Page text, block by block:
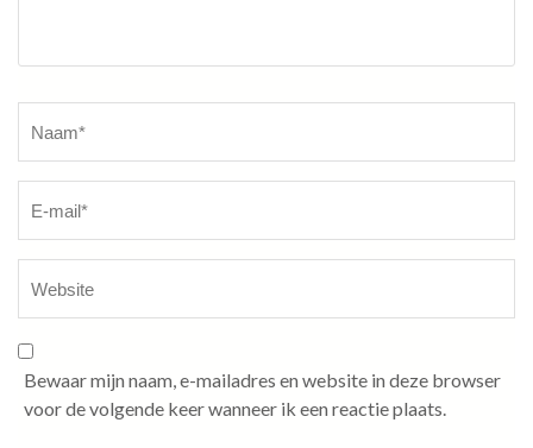
Bewaar mijn naam, e-mailadres en website in deze browser
voor de volgende keer wanneer ik een reactie plaats.